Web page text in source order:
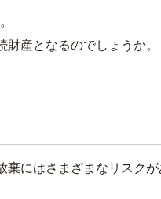
産となるのでしょうか。
にはさまざまなリスク